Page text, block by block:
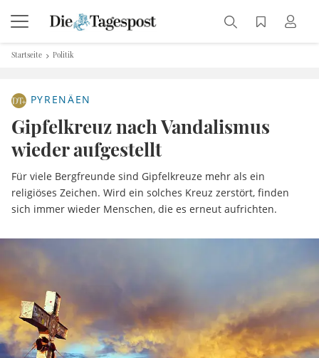
Startseite Politik
PYRENÄEN
Gipfelkreuz nach Vandalismus
wieder aufgestellt
Für viele Bergfreunde sind Gipfelkreuze mehr als ein
religiöses Zeichen. Wird ein solches Kreuz zerstört, finden
sich immer wieder Menschen, die es erneut aufrichten.